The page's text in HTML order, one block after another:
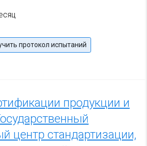
протокол испытаний
продукции и
центр стандартизации,